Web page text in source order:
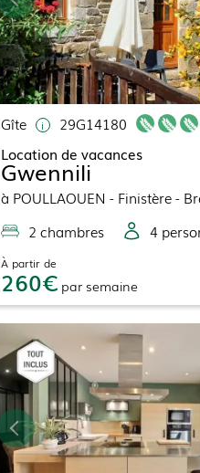
Gîte
29G14180
Location de vacances
Gwennili
à POULLAOUEN - Finistère -
2 chambres 4
À partir de
260 par semaine